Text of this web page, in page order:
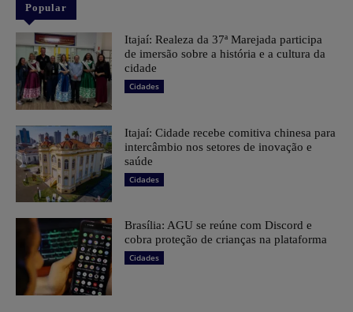
Popular
Itajaí: Realeza da 37ª Marejada participa
de imersão sobre a história e a cultura da
cidade
Cidades
Itajaí: Cidade recebe comitiva chinesa para
intercâmbio nos setores de inovação e
saúde
Cidades
Brasília: AGU se reúne com Discord e
cobra proteção de crianças na plataforma
Cidades